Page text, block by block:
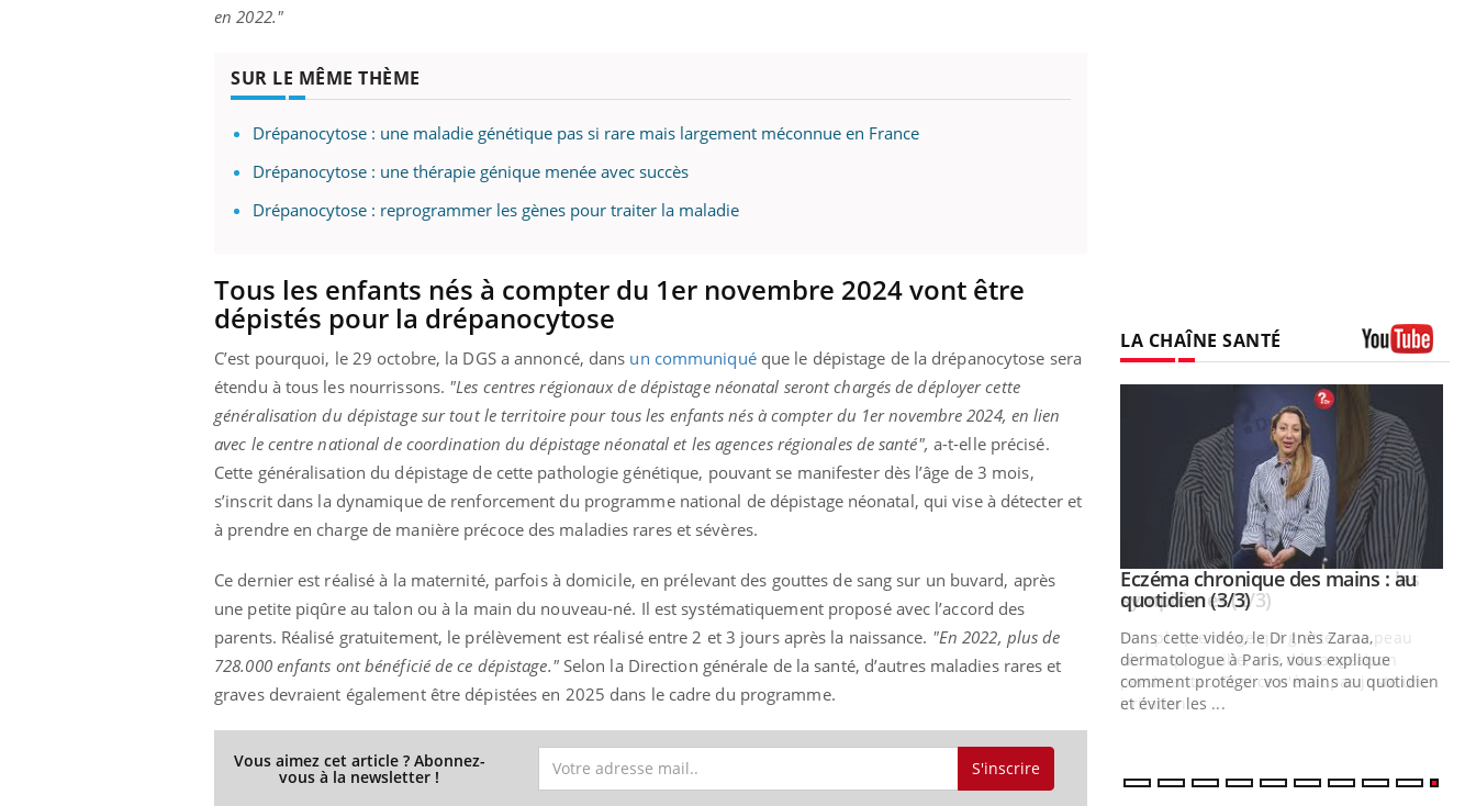
en 2022."
SUR LE MÊME THÈME
Drépanocytose : une maladie génétique pas si rare mais largement méconnue en France
Drépanocytose : une thérapie génique menée avec succès
Drépanocytose : reprogrammer les gènes pour traiter la maladie
Tous les enfants nés à compter du 1er novembre 2024 vont être
dépistés pour la drépanocytose
C’est pourquoi, le 29 octobre, la DGS a annoncé, dans un communiquéque le dépistage de la drépanocytose sera
étendu à tous les nourrissons. "Les centres régionaux de dépistage néonatal seront chargés de déployer cette
généralisation du dépistage sur tout le territoire pour tous les enfants nés à compter du 1er novembre 2024, en lien
avec le centre national de coordination du dépistage néonatal et les agences régionales de santé", a-t-elle précisé.
Cette généralisation du dépistage de cette pathologie génétique, pouvant se manifester dès l’âge de 3 mois,
s’inscrit dans la dynamique de renforcement du programme national de dépistage néonatal, qui vise à détecter et
à prendre en charge de manière précoce des maladies rares et sévères.
Ce dernier est réalisé à la maternité, parfois à domicile, en prélevant des gouttes de sang sur un buvard, après
une petite piqûre au talon ou à la main du nouveau-né. Il est systématiquement proposé avec l’accord des
parents. Réalisé gratuitement, le prélèvement est réalisé entre 2 et 3 jours après la naissance. "En 2022, plus de
728.000 enfants ont bénéficié de ce dépistage."Selon la Direction générale de la santé, d’autres maladies rares et
graves devraient également être dépistées en 2025 dans le cadre du programme.
Vous aimez cet article ? Abonnez-
vous à la newsletter ! S'inscrire
LA CHAÎNE SANTÉ
COUP DE FOOD sur le diabèteYoutube
Coup de food sur le diabète, c'est votre
nouveau rendez-vous culinaire qui
bouscule les idées reçues ! Dans cet
Youtube
Quand l’entreprise mise sur le bien
être global Youtube
"Les rendez-vous de la santé et de la
qualité de vie au travail" de Pourquoi
Docteur reçoivent Régis Blugeon, DRH et
directeur ...
Youtube
Eczéma chronique des mains : au
quotidien (3/3) Youtube
Dans cette vidéo, le Dr Inès Zaraa,
dermatologue à Paris, vous explique
et éviter les ...
Youtube
Eczéma chronique des mains : les
symptômes (2/3)Youtube
Une plaque rouge qui gratte, une peau
sèche qui tiraille, une démangeaison
persistante… Et si ce n'était pas juste une
irritation ...